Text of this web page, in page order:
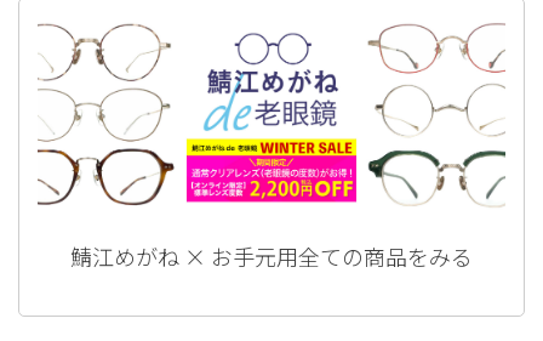
鯖江めがね × お手元用全ての商品をみる